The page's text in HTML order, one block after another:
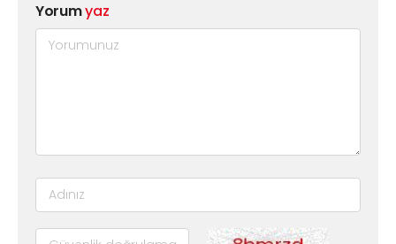
Yorumyaz